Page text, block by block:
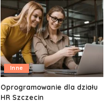
Inne
Oprogramowanie dla działu
HR Szczecin